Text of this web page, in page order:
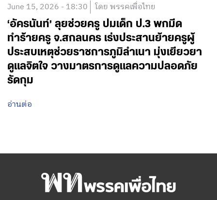
June 15, 2026 - 18:30 โดย พรรคเพื่อไทย
‘อัครนันท์’ ลุยช่วยครู ปมเด็ก ป.3 พกมีด
ทำร้ายครู จ.สกลนคร เร่งประสานย้ายครูผู้
ประสบเหตุช่วยราชการภูมิลำเนา มุ่งเยียวยา
ดูแลจิตใจ วางมาตรการดูแลความปลอดภัย
รัดกุม
อ่านต่อ